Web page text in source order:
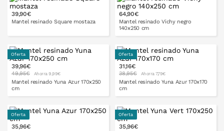
PONLO EN LA CESTA
39,90€
Mantel resinado Square mostaza
100x140
cm
140x140
140x200
140x250
cm
64,90€
Mantel resinado Vichy negro
140x250 cm
PONLO EN LA CESTA
Oferta
39,96€
49,95€ Ahorra 9,99€
Mantel resinado Yuna Azur 170x250
cm
Oferta
31,16€
38,95€ Ahorra 7,79€
Mantel resinado Yuna Azur 170x170
cm
Oferta
35,96€
Oferta
35,96€